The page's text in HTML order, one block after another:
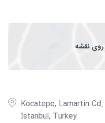
نقشه
Kocatepe, Lamartin
İstanbul, Turkey